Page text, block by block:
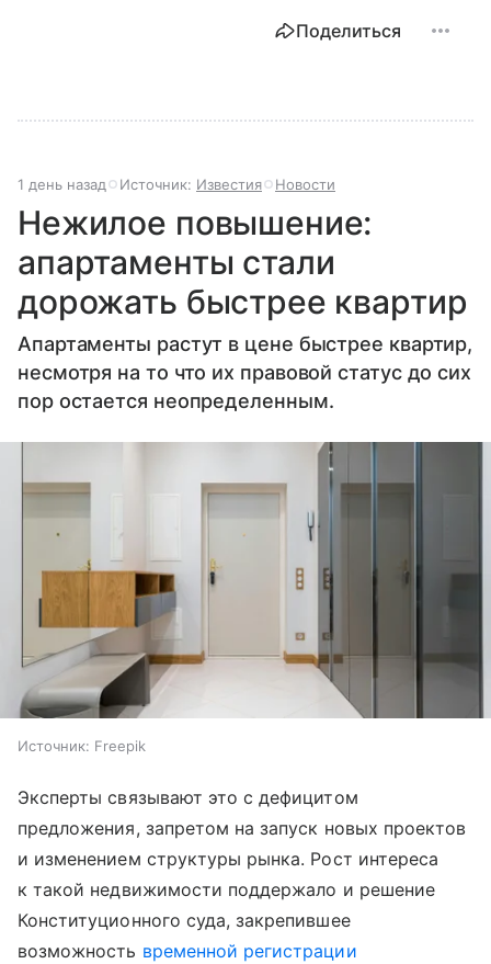
Поделиться
1 день назад Источник: Известия Новости
Нежилое повышение:
апартаменты стали
дорожать быстрее квартир
Апартаменты растут в цене быстрее квартир,
несмотря на то что их правовой статус до сих
пор остается неопределенным.
Источник: Freepik
Эксперты связывают это с дефицитом
предложения, запретом на запуск новых проектов
и изменением структуры рынка. Рост интереса
к такой недвижимости поддержало и решение
Конституционного суда, закрепившее
возможность временной регистрации